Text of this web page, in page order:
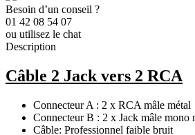
Besoin d’un conseil ?
01 42 08 54 07
ou utilisez le chat
Description
Câble 2 Jack vers 2 RCA
Connecteur A : 2 x RCA mâle métal
Connecteur B : 2 x Jack mâle mono
Câble: Professionnel faible bruit